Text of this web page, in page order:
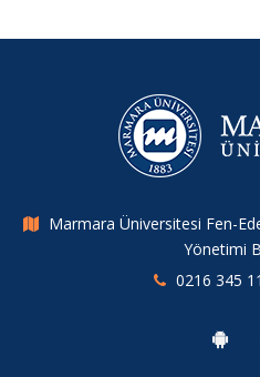
Yeni kayıt olan ve diğer bütün
Marmara Üniversitesi Fen-
Yönetimi
0216 345